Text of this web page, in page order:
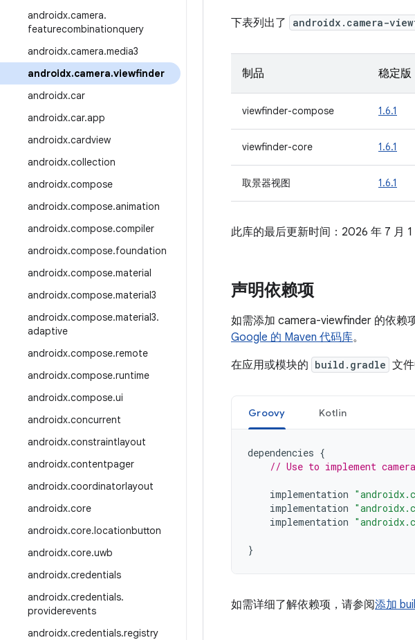
androidx.camera.
featurecombinationquery
androidx.camera.media3
androidx.camera.viewfinder
androidx.car
androidx.car.app
androidx.cardview
androidx.collection
androidx.compose
androidx.compose.animation
androidx.compose.compiler
androidx.compose.foundation
androidx.compose.material
androidx.compose.material3
androidx.compose.material3.
adaptive
androidx.compose.remote
androidx.compose.runtime
androidx.compose.ui
androidx.concurrent
androidx.constraintlayout
androidx.contentpager
androidx.coordinatorlayout
androidx.core
androidx.core.locationbutton
androidx.core.uwb
androidx.credentials
androidx.credentials.
providerevents
androidx.credentials.registry
下表列出了 androidx.camera-
制品 稳定版
viewfinder-compose 1.6.1
viewfinder-core 1.6.1
取景器视图 1.6.1
此库的最后更新时间：2026 年 7 月 1
声明依赖项
如需添加 camera-viewfinder 的依赖
Google 的 Maven 代码库。
在应用或模块的 build.gradle 文
Groovy Kotlin
dependencies {
// Use to implement
implementation
implementation
implementation
}
如需详细了解依赖项，请参阅添加